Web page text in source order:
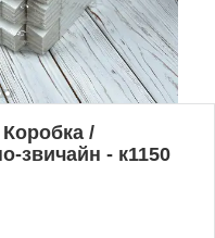
/
звичайн - к1150